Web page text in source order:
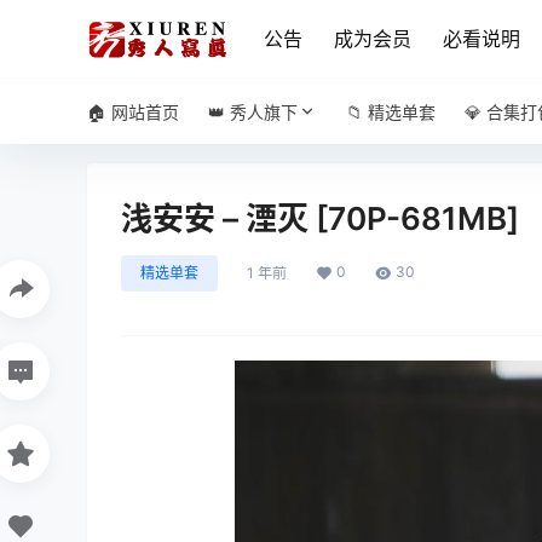
公告 成为会员 必看说明
🏠 网站首页 👑 秀人旗下 📁 精选单套 💎 合集打
浅安安 – 湮灭 [70P-681MB]
精选单套 1 年前 0 30